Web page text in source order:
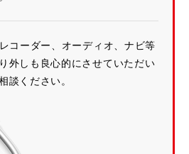
コーダー、オーディオ、ナビ等
外しも良心的にさせていただい
談ください。